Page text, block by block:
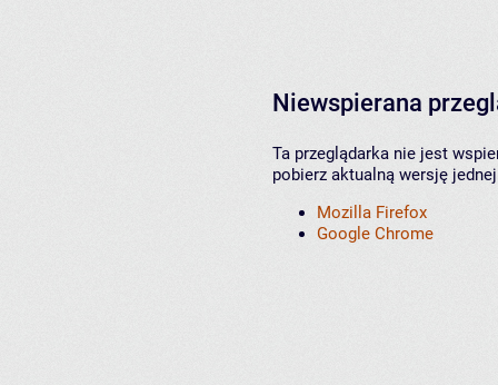
Niewspierana
Ta przeglądarka nie jest
pobierz aktualną wersję
Mozilla Firefox
Google Chrome